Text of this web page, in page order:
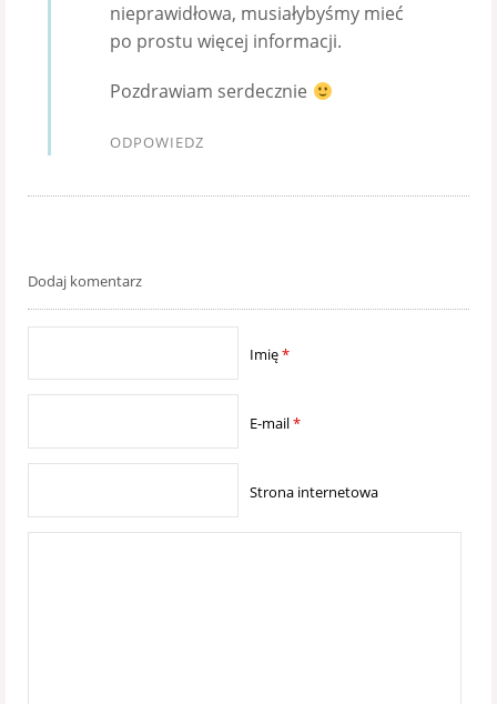
nieprawidłowa, musiałybyśmy mieć
po prostu więcej informacji.
Pozdrawiam serdecznie
ODPOWIEDZ
Dodaj komentarz
Imię*
E-mail*
Strona internetowa